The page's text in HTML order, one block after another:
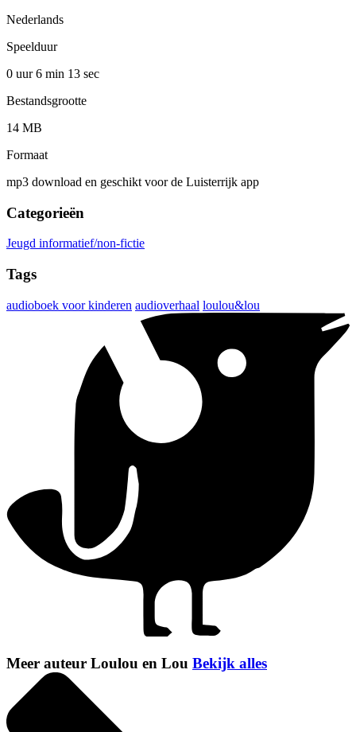
Nederlands
Speelduur
0 uur 6 min 13 sec
Bestandsgrootte
14 MB
Formaat
mp3 download en geschikt voor de Luisterrijk app
Categorieën
Jeugd informatief/non-fictie
Tags
audioboek voor kinderen audioverhaal loulou&lou
Meer auteur Loulou en Lou Bekijk alles